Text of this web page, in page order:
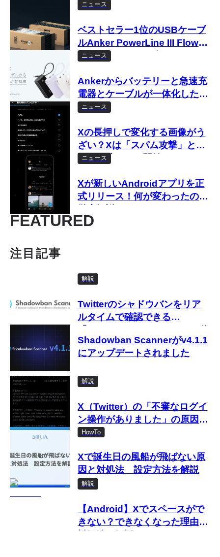
ール、2,990円で販売中
ニュース
ベストセラー1位のUSBケーブ
ルAnker PowerLine III Flowが
29%オフのセール中
ニュース
Ankerからバッテリーと急速充
電器とケーブルが一体化した
「Anker Power
Built-In USB-C ケーブル）」が
登場
ニュース
Xの長押しで変化する画像がう
ざい？Xは「スパム攻撃」とし
て取り締まりを開始
ニュース
Xが新しいAndroidアプリを正
式リリース！何が変わったのか
FEATURED
注目記事
解説
Twitterのシャドウバンをリア
ルタイムで確認できる
い方
Shadowban Scannerがv4.1.1
にアップデートされました
解説
X（Twitter）の「不審なログイ
ン操作がありました」の原因と
対処法
HowTo
Xで誕生日の風船が飛ばない原
因と対処法 設定方法を解説
解説
【Android】Xでスペースがで
きない？できなくなった理由と